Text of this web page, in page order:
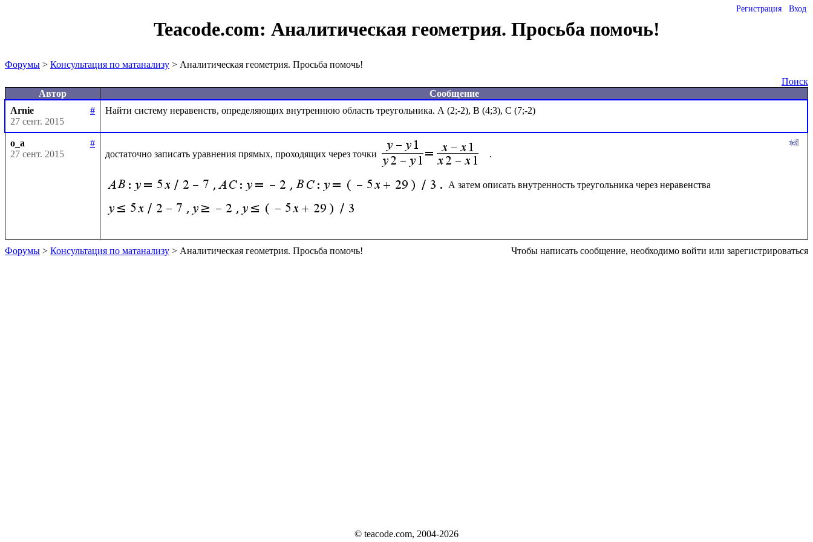
Регистрация Вход
Teacode.com: Аналитическая геометрия. Просьба помочь!
Форумы > Консультация по матанализу > Аналитическая геометрия. Просьба помочь!
Поиск
Автор
Сообщение
Arnie
#
27 сент. 2015
o_a
#
27 сент. 2015
достаточно записать уравнения прямых, проходящих через точки .
  А затем описать внутренность треугольника через неравенства
Форумы > Консультация по матанализу > Аналитическая геометрия. Просьба помочь! Чтобы написать сообщение, необходимо войти или зарегистрироваться
© teacode.com, 2004-2026